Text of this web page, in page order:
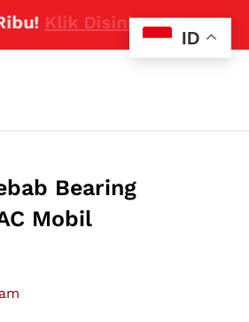
Klik Disini
Bearing
Mobil
ID